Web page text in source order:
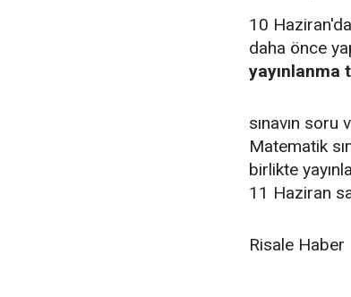
10
daha önce
yayınlanma
sınavın soru
Matematik
birlikte
11 Haziran
Risale Haber